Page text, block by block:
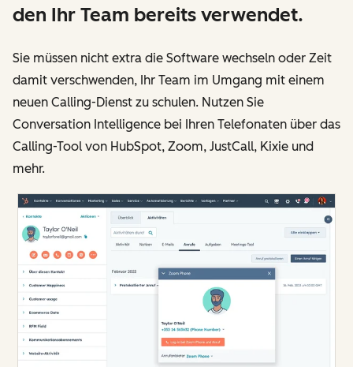
den Ihr Team bereits verwendet.
Sie müssen nicht extra die Software wechseln oder Zeit
damit verschwenden, Ihr Team im Umgang mit einem
neuen Calling-Dienst zu schulen. Nutzen Sie
Conversation Intelligence bei Ihren Telefonaten über das
Calling-Tool von HubSpot, Zoom, JustCall, Kixie und
mehr.